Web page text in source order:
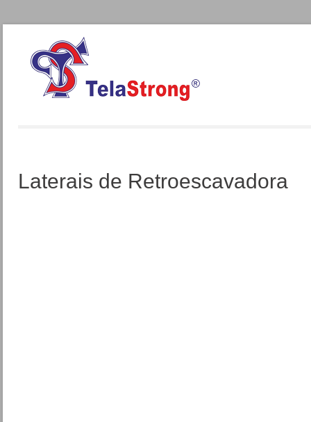
Laterais de Retroescavadora